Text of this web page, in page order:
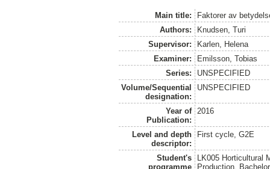
Main title:
Faktorer av
Authors:
Knudsen, Turi
Supervisor:
Karlen, Helena
Examiner:
Emilsson, Tobias
Series:
UNSPECIFIED
Volume/Sequential
designation:
UNSPECIFIED
Year of
Publication:
2016
Level and depth
descriptor:
First cycle, G2E
Student's
programme
LK005 Horticultural
Production,